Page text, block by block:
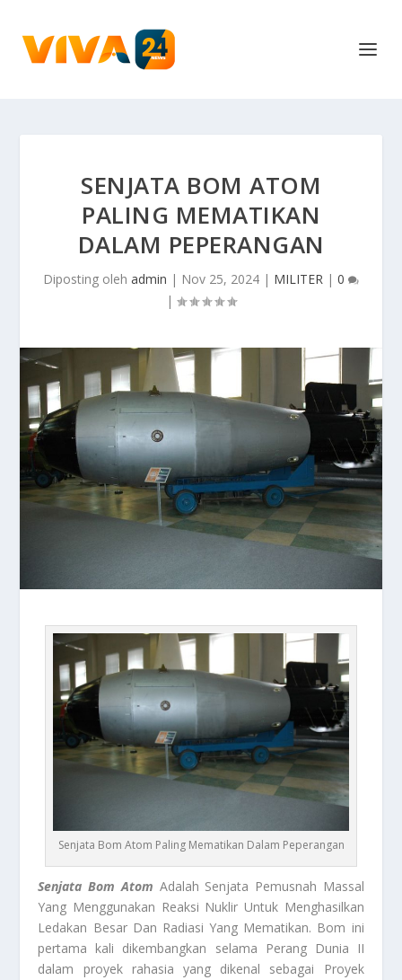
SENJATA BOM ATOM
PALING MEMATIKAN
DALAM PEPERANGAN
Diposting oleh admin | Nov 25, 2024 | MILITER | 0
|
Senjata Bom Atom Paling Mematikan Dalam Peperangan
Senjata Bom Atom Adalah Senjata Pemusnah Massal
Yang Menggunakan Reaksi Nuklir Untuk Menghasilkan
Ledakan Besar Dan Radiasi Yang Mematikan. Bom ini
pertama kali dikembangkan selama Perang Dunia II
dalam proyek rahasia yang dikenal sebagai Proyek